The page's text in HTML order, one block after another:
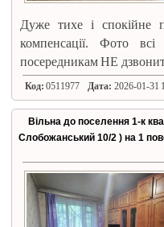
Дуже тихе і спокійне
компенсації. Фото
посередникам НЕ
Код: 0511977 Дата: 2026-01-31
Вільна до поселення 1-к
Слобожанський 10/2 ) на 1